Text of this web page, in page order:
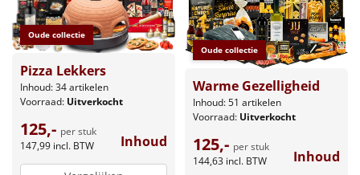
Oude collectie
Pizza Lekkers
Inhoud: 34 artikelen
Voorraad: Uitverkocht
125,- per stuk
147,99 incl. BTW Inhoud
Oude collectie
Warme Gezelligheid
Inhoud: 51 artikelen
Voorraad: Uitverkocht
125,- per stuk
144,63 incl. BTW Inhoud